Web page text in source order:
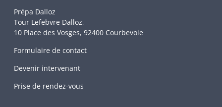
Prépa Dalloz
Tour Lefebvre Dalloz,
10 Place des Vosges, 92400 Courbevoie
Formulaire de contact
Devenir intervenant
Prise de rendez-vous